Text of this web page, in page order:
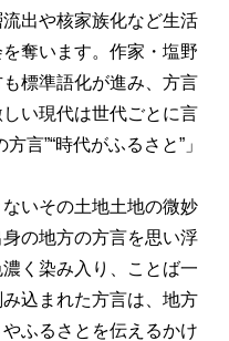
出や核家族化など生活
奪います。作家・塩野
標準語化が進み、方言
い現代は世代ごとに言
言”“時代がふるさと”」
いその土地土地の微妙
の地方の方言を思い浮
く染み入り、ことば一
込まれた方言は、地方
ふるさとを伝えるかけ